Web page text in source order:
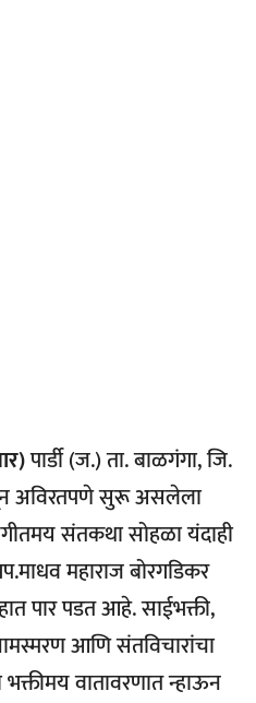
पार्डी (ज.) ता. बाळगंगा, जि.
अविरतपणे सुरू असलेला
संतकथा सोहळा यंदाही
महाराज बोरगडिकर
पार पडत आहे. साईभक्ती,
आणि संतविचारांचा
वातावरणात न्हाऊन